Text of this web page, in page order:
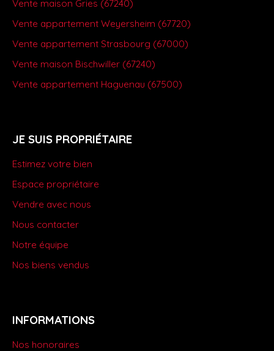
Vente maison Gries (67240)
Vente appartement Weyersheim (67720)
Vente appartement Strasbourg (67000)
Vente maison Bischwiller (67240)
Vente appartement Haguenau (67500)
JE SUIS PROPRIÉTAIRE
Estimez votre bien
Espace propriétaire
Vendre avec nous
Nous contacter
Notre équipe
Nos biens vendus
INFORMATIONS
Nos honoraires